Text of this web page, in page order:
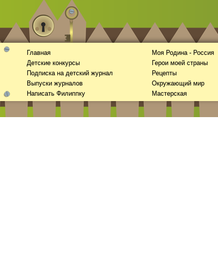
Главная
Детские конкурсы
Подписка на детский журнал
Выпуски журналов
Написать Филиппку
Моя Родина - Россия
Герои моей страны
Рецепты
Окружающий мир
Мастерская